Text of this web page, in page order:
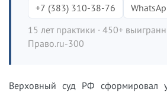
+7 (383) 310-38-76
15 лет практики · 450+
Право.ru-300
Верховный суд РФ сформировал